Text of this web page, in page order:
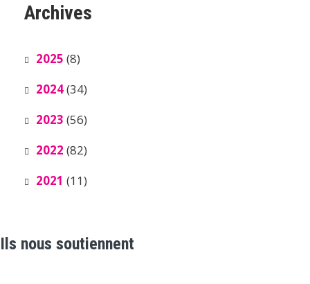
Archives
2025 (8)
2024(34)
2023 (56)
2022 (82)
2021 (11)
Ils nous soutiennent